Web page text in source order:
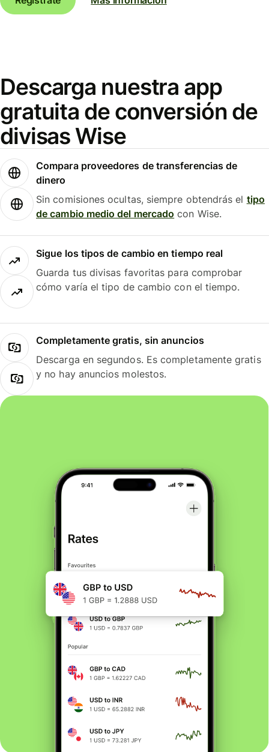
Descarga nuestra app
gratuita de conversión de
divisas Wise
Compara proveedores de transferencias de
dinero
Sin comisiones ocultas, siempre obtendrás el tipo
de cambio medio del mercado con Wise.
Sigue los tipos de cambio en tiempo real
Guarda tus divisas favoritas para comprobar
cómo varía el tipo de cambio con el tiempo.
Completamente gratis, sin anuncios
Descarga en segundos. Es completamente gratis
y no hay anuncios molestos.